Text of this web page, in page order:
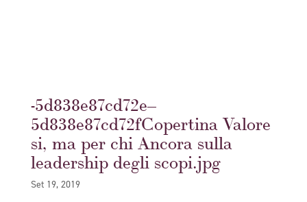
-5d838e87cd72e–
5d838e87cd72fCopertina Valore
si, ma per chi Ancora sulla
leadership degli scopi.jpg
Set 19, 2019